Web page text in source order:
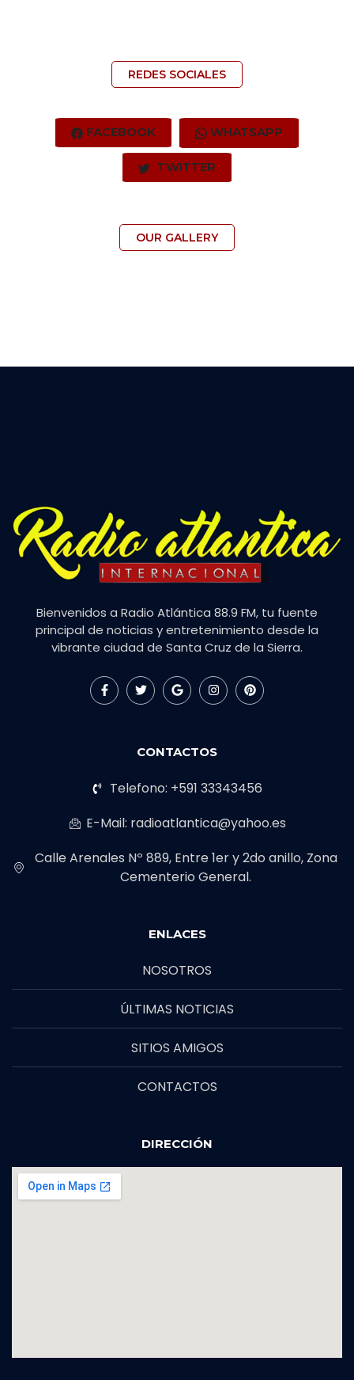
REDES SOCIALES
FACEBOOK WHATSAPP
TWITTER
OUR GALLERY
Bienvenidos a Radio Atlántica 88.9 FM, tu fuente
principal de noticias y entretenimiento desde la
vibrante ciudad de Santa Cruz de la Sierra.
CONTACTOS
Telefono: +591 33343456
E-Mail: radioatlantica@yahoo.es
Calle Arenales Nº 889, Entre 1er y 2do anillo, Zona
Cementerio General.
ENLACES
NOSOTROS
ÚLTIMAS NOTICIAS
SITIOS AMIGOS
CONTACTOS
DIRECCIÓN